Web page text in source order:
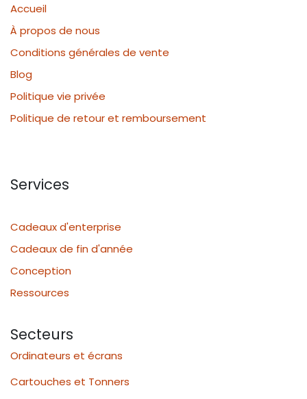
Accueil
À propos de nous
Conditions générales de vente
Blog
Politique vie privée
Politique de retour et remboursement
Services
Cadeaux d'enterprise
Cadeaux de fin d'année
Conception
Ressources
Secteurs
Ordinateurs et écrans
Cartouches et Tonners